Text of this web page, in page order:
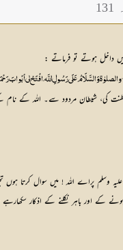
میں داخل ہوتے تو فرماتے :
وَالسَّلَامُ عَلَى رَسُولِ اللَّہ ، افْتَحْ لي أبْوابَ
کی، شیطان مردود سے۔ اللہ کے
وسلم پراے اللہ ! میں سوال کرتا
کے اور باہر نکلنے کے اذکار